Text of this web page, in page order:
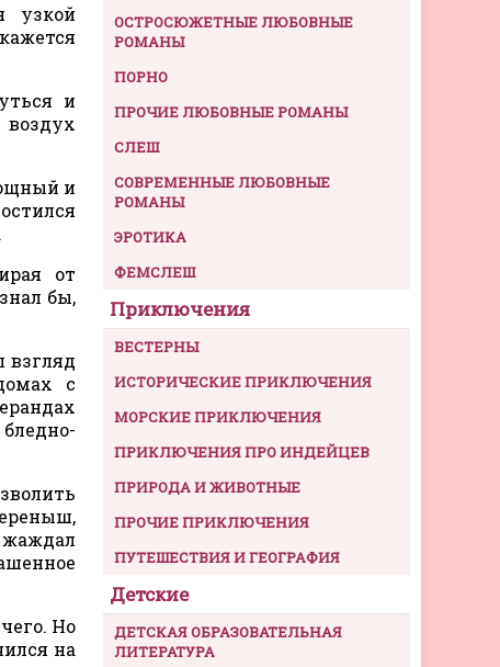
узкой
и
и
от
бы,
взгляд
с
Но
на
ОСТРОСЮЖЕТНЫЕ ЛЮБОВНЫЕ
РОМАНЫ
ПОРНО
ПРОЧИЕ ЛЮБОВНЫЕ РОМАНЫ
СЛЕШ
СОВРЕМЕННЫЕ ЛЮБОВНЫЕ
РОМАНЫ
ЭРОТИКА
ФЕМСЛЕШ
Приключения
ВЕСТЕРНЫ
ИСТОРИЧЕСКИЕ ПРИКЛЮЧЕНИЯ
МОРСКИЕ ПРИКЛЮЧЕНИЯ
ПРИКЛЮЧЕНИЯ ПРО ИНДЕЙЦЕВ
ПРИРОДА И ЖИВОТНЫЕ
ПРОЧИЕ ПРИКЛЮЧЕНИЯ
ПУТЕШЕСТВИЯ И ГЕОГРАФИЯ
Детские
ДЕТСКАЯ ОБРАЗОВАТЕЛЬНАЯ
ЛИТЕРАТУРА